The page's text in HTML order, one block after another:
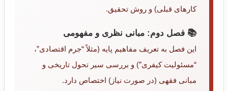
کارهای قبلی) و روش تحقیق.
📚 فصل دوم: مبانی نظری و مفهومی
این فصل به تعریف مفاهیم پایه (مثلاً “جرم اقتصادی”،
“مسئولیت کیفری”) و بررسی سیر تحول تاریخی و
مبانی فقهی (در صورت نیاز) اختصاص دارد.